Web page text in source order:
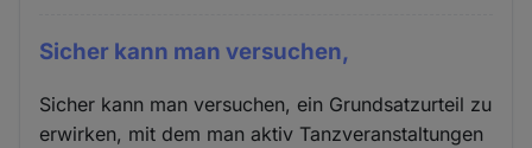
Sicher kann man versuchen,
Sicher kann man versuchen, ein Grundsatzurteil zu
erwirken, mit dem man aktiv Tanzveranstaltungen